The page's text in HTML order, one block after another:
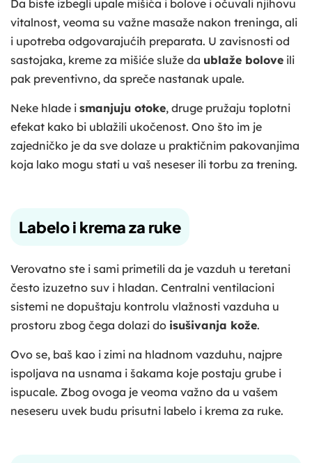
Da biste izbegli upale mišića i bolove i očuvali njihovu
vitalnost, veoma su važne masaže nakon treninga, ali
i upotreba odgovarajućih preparata. U zavisnosti od
sastojaka, kreme za mišiće služe da ublaže bolove ili
pak preventivno, da spreče nastanak upale.
Neke hlade i smanjuju otoke, druge pružaju toplotni
efekat kako bi ublažili ukočenost. Ono što im je
zajedničko je da sve dolaze u praktičnim pakovanjima
koja lako mogu stati u vaš neseser ili torbu za trening.
Labelo i krema za ruke
Verovatno ste i sami primetili da je vazduh u teretani
često izuzetno suv i hladan. Centralni ventilacioni
sistemi ne dopuštaju kontrolu vlažnosti vazduha u
prostoru zbog čega dolazi do isušivanja kože.
Ovo se, baš kao i zimi na hladnom vazduhu, najpre
ispoljava na usnama i šakama koje postaju grube i
ispucale. Zbog ovoga je veoma važno da u vašem
neseseru uvek budu prisutni labelo i krema za ruke.